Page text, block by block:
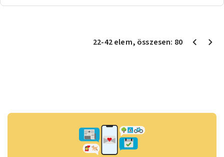
22-42elem, összesen: 80